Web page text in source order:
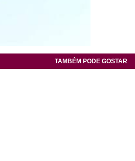
TAMBÉM PODE GOSTAR